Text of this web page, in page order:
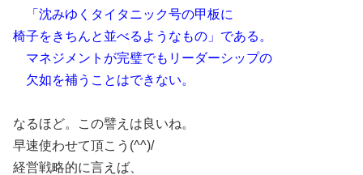
「沈みゆくタイタニック号の甲板に
椅子をきちんと並べるようなもの」である。
マネジメントが完璧でもリーダーシップの
欠如を補うことはできない。
なるほど。この譬えは良いね。
早速使わせて頂こう(^^)/
経営戦略的に言えば、